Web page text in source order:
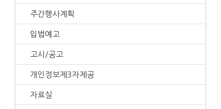
주간행사계획
입법예고
고시/공고
개인정보제3자제공
자료실